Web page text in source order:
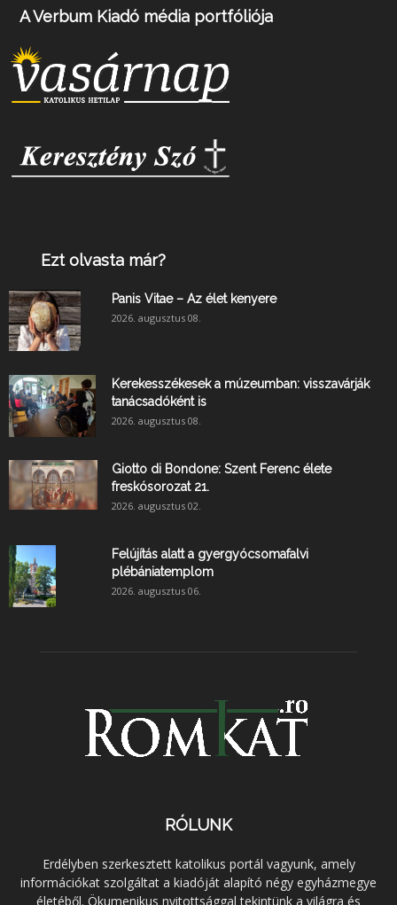
A Verbum Kiadó média portfóliója
Ezt olvasta már?
Panis Vitae – Az élet kenyere
2026. augusztus 08.
Kerekesszékesek a múzeumban: visszavárják
tanácsadóként is
2026. augusztus 08.
Giotto di Bondone: Szent Ferenc élete
freskósorozat 21.
2026. augusztus 02.
Felújítás alatt a gyergyócsomafalvi
plébániatemplom
2026. augusztus 06.
RÓLUNK
Erdélyben szerkesztett katolikus portál vagyunk, amely
információkat szolgáltat a kiadóját alapító négy egyházmegye
életéből. Ökumenikus nyitottsággal tekintünk a világra és